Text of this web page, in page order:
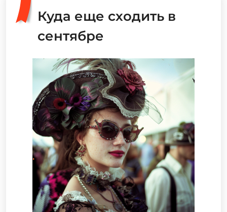
Куда еще сходить в
сентябре